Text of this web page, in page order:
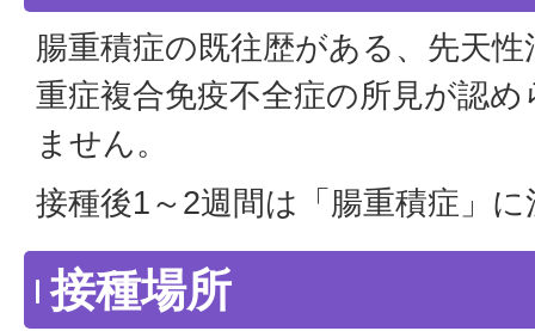
腸重積症の既往歴がある、先天
重症複合免疫不全症の所見が認
ません。
接種後1～2週間は「腸重積症」
接種場所